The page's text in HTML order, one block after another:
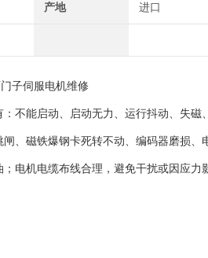
产地 进口
子伺服电机维修
不能启动、启动无力、运行抖动、失磁
、磁铁爆钢卡死转不动、编码器磨损、
电机电缆布线合理，避免干扰或因应力